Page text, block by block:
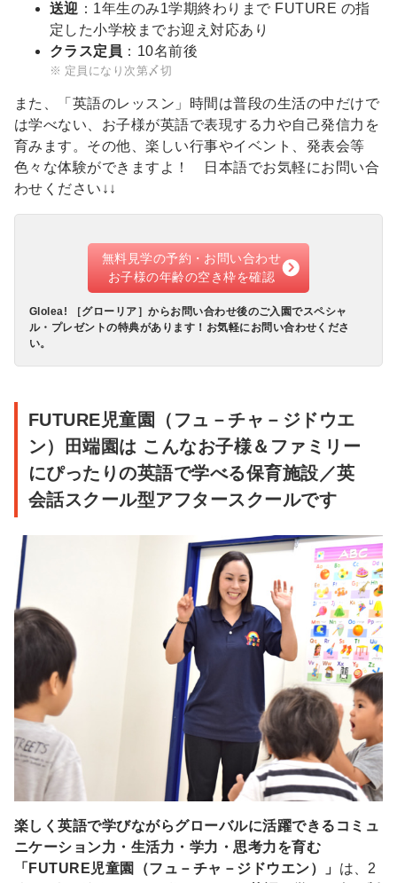
紹
介・
概
要
送迎 ：1年生のみ1学期終わりまで FUTURE の指
定した小学校までお迎え対応あり
クラス定員 ：10名前後
定員になり次第〆切
また、「英語のレッスン」時間は普段の生活の中だけで
は学べない、お子様が英語で表現する力や自己発信力を
育みます。その他、楽しい行事やイベント、発表会等
色々な体験ができますよ！ 日本語でお気軽にお問い合
わせください↓↓
無料見学の予約・お問い合わせ
お子様の年齢の空き枠を確認
Glolea! ［グローリア］からお問い合わせ後のご入園でスペシャ
ル・プレゼントの特典があります！お気軽にお問い合わせくださ
い。
FUTURE児童園（フュ－チャ－ジドウエ
ン）田端園は こんなお子様＆ファミリー
にぴったりの英語で学べる保育施設／英
会話スクール型アフタースクールです
楽しく英語で学びながらグローバルに活躍できるコミュ
ニケーション力・生活力・学力・思考力を育む
「FUTURE児童園（フュ－チャ－ジドウエン）」 は、2